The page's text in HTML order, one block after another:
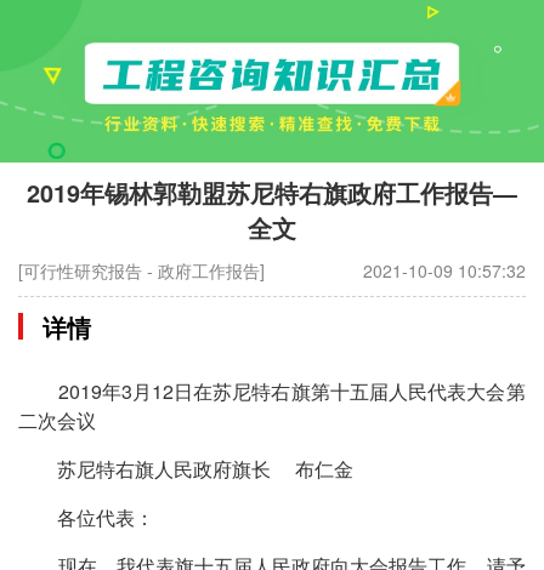
2019年锡林郭勒盟苏尼特右旗政府工作报告—
全文
[可行性研究报告 - 政府工作报告] 2021-10-09 10:57:32
详情
2019年3月12日在苏尼特右旗第十五届人民代表大会第
二次会议
苏尼特右旗人民政府旗长 布仁金
各位代表：